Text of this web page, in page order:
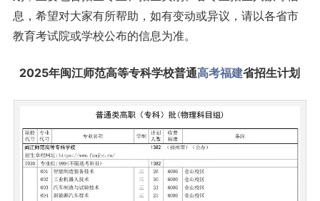
息，希望对大家有所帮助，如有变动或异议，请以各省市
教育考试院或学校公布的信息为准。
2025年闽江师范高等专科学校普通高考福建省招生计划